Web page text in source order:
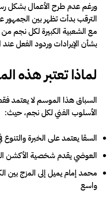
ورغم عدم طرح الأعمال بشكل
الترقب بدأت تظهر بين الجمهور
مع الشعبية الكبيرة لكل نجم
بشأن الإيرادات وردود الفعل
لماذا تعتبر هذه
السباق هذا الموسم لا يعتمد
الأسلوب الفني لكل نجم، حيث:
السقا يعتمد على الخبرة والتنوع
العوضي يقدم شخصية الأكشن
محمد إمام يميل إلى المزج بين
واسع